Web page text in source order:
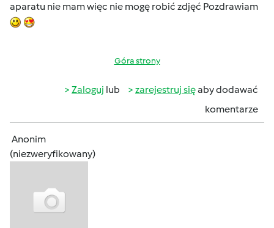
aparatu nie mam więc nie mogę robić zdjęć Pozdrawiam
Góra strony
Zaloguj lub zarejestruj sięaby dodawać
komentarze
Anonim
(niezweryfikowany)